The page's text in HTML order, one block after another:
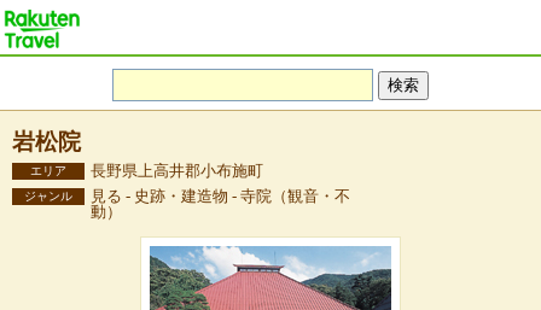
岩松院
エリア 長野県上高井郡小布施町
ジャンル
見る - 史跡・建造物 - 寺院（観音・不
動）